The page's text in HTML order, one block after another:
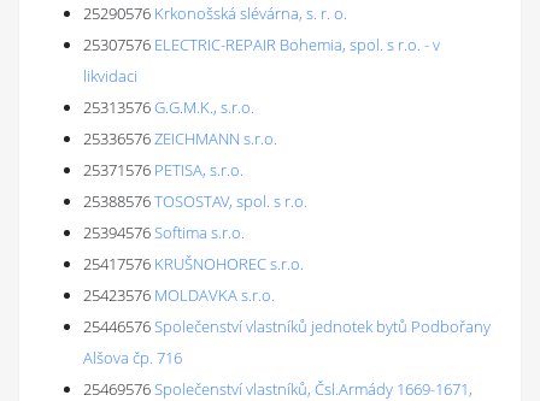
25290576 Krkonošská slévárna, s. r. o.
25307576 ELECTRIC-REPAIR Bohemia, spol. s r.o. - v
likvidaci
25313576G.G.M.K., s.r.o.
25336576ZEICHMANN s.r.o.
25371576 PETISA, s.r.o.
25388576TOSOSTAV, spol. s r.o.
25394576Softima s.r.o.
25417576 KRUŠNOHOREC s.r.o.
25423576 MOLDAVKA s.r.o.
25446576Společenství vlastníků jednotek bytů Podbořany
Alšova čp. 716
25469576Společenství vlastníků, Čsl.Armády 1669-1671,